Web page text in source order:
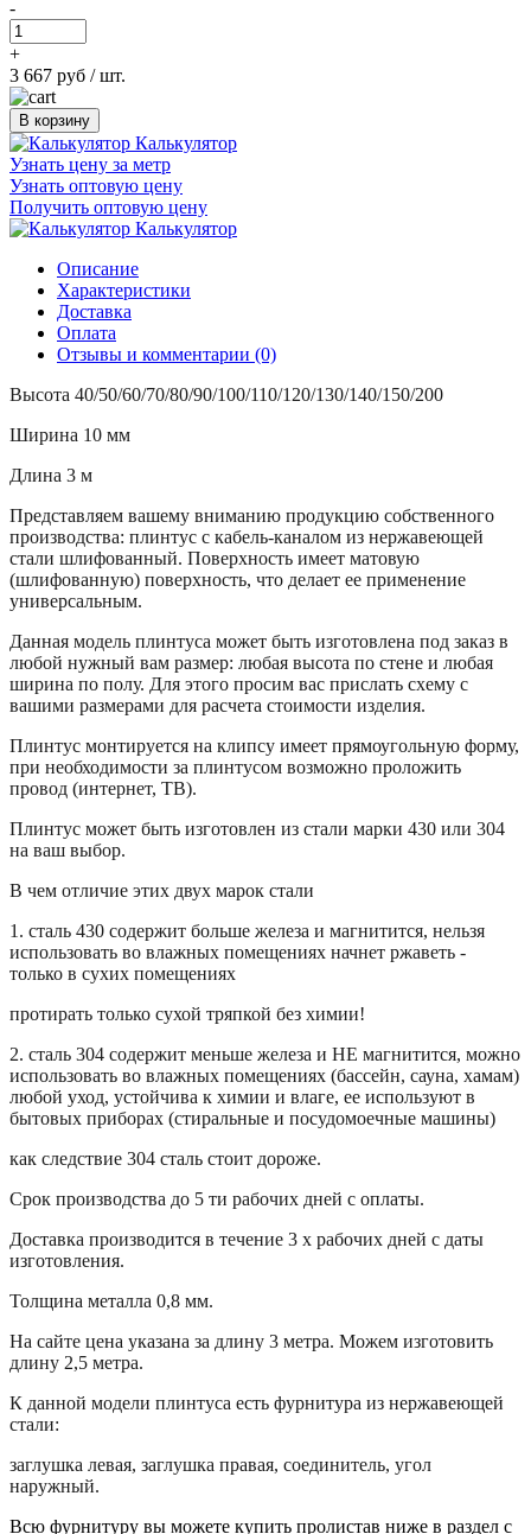
-
+
3 667 руб / шт.
В корзину
Калькулятор
Узнать цену за метр
Узнать оптовую цену
Получить оптовую цену
Калькулятор
Описание
Характеристики
Доставка
Оплата
Отзывы и комментарии (0)
Высота 40/50/60/70/80/90/100/110/120/130/140/150/200
Ширина 10 мм
Длина 3 м
Представляем вашему вниманию продукцию собственного
производства: плинтус с кабель-каналом из нержавеющей
стали шлифованный. Поверхность имеет матовую
(шлифованную) поверхность, что делает ее применение
универсальным.
Данная модель плинтуса может быть изготовлена под заказ в
любой нужный вам размер: любая высота по стене и любая
ширина по полу. Для этого просим вас прислать схему с
вашими размерами для расчета стоимости изделия.
Плинтус монтируется на клипсу имеет прямоугольную форму,
при необходимости за плинтусом возможно проложить
провод (интернет, ТВ).
Плинтус может быть изготовлен из стали марки 430 или 304
на ваш выбор.
В чем отличие этих двух марок стали
1. сталь 430 содержит больше железа и магнитится, нельзя
использовать во влажных помещениях начнет ржаветь -
только в сухих помещениях
протирать только сухой тряпкой без химии!
2. сталь 304 содержит меньше железа и НЕ магнитится, можно
использовать во влажных помещениях (бассейн, сауна, хамам)
любой уход, устойчива к химии и влаге, ее используют в
бытовых приборах (стиральные и посудомоечные машины)
как следствие 304 сталь стоит дороже.
Срок производства до 5 ти рабочих дней с оплаты.
Доставка производится в течение 3 х рабочих дней с даты
изготовления.
Толщина металла 0,8 мм.
На сайте цена указана за длину 3 метра. Можем изготовить
длину 2,5 метра.
К данной модели плинтуса есть фурнитура из нержавеющей
стали:
заглушка левая, заглушка правая, соединитель, угол
наружный.
Всю фурнитуру вы можете купить пролистав ниже в раздел с